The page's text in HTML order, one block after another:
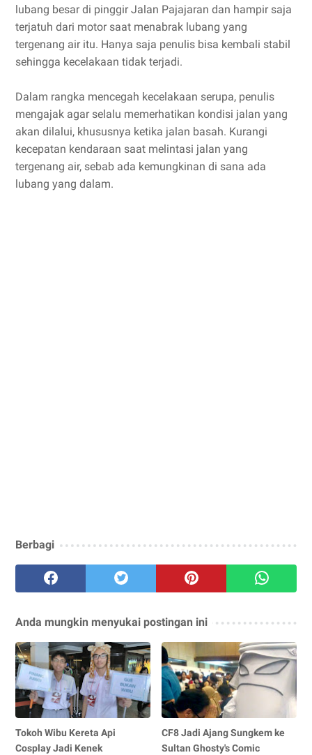
lubang besar di pinggir Jalan Pajajaran dan hampir saja
terjatuh dari motor saat menabrak lubang yang
tergenang air itu. Hanya saja penulis bisa kembali stabil
sehingga kecelakaan tidak terjadi.
Dalam rangka mencegah kecelakaan serupa, penulis
mengajak agar selalu memerhatikan kondisi jalan yang
akan dilalui, khususnya ketika jalan basah. Kurangi
kecepatan kendaraan saat melintasi jalan yang
tergenang air, sebab ada kemungkinan di sana ada
lubang yang dalam.
Berbagi
Anda mungkin menyukai postingan ini
Tokoh Wibu Kereta Api
Cosplay Jadi Kenek
CF8 Jadi Ajang Sungkem ke
Sultan Ghosty's Comic